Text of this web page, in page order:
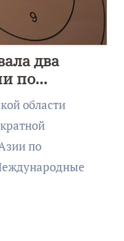
два
по
области
по